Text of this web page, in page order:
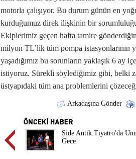
motorla çalışıyor. Bu durum günün en
kurduğumuz direk ilişkinin bir
Ekiplerimiz geçen hafta tamire
milyon TL’lik tüm pompa istasyonlarının
yaşadığımız bu sorunların yaklaşık 6 ay
istiyoruz. Sürekli söylediğimiz gibi, belki
üstyapıdaki tüm ana problemlerini
Arkadaşına Gönder
Side Antik Tiyatro'da
Gece